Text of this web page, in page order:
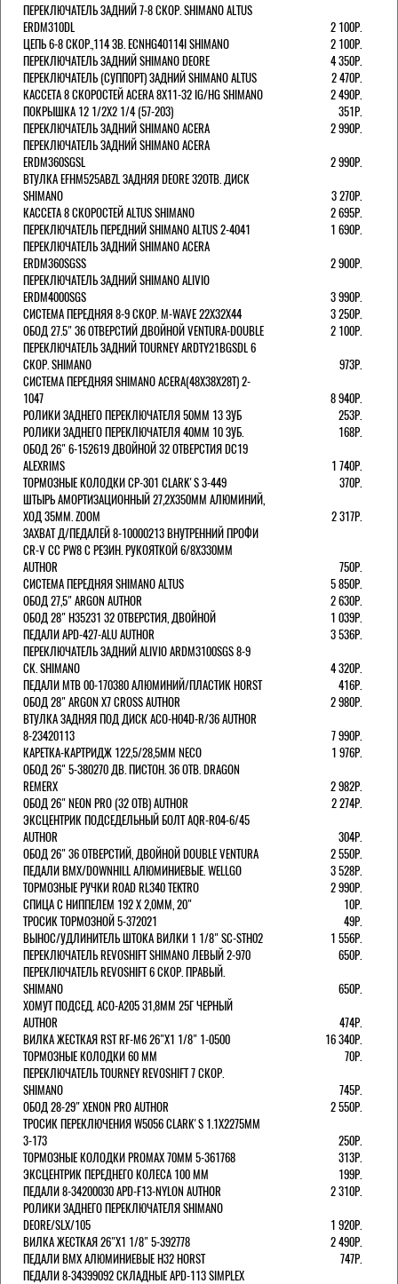
ПЕРЕКЛЮЧАТЕЛЬ ЗАДНИЙ 7-8 СКОР. SHIMANO ALTUS
ERDM310DL
2 100Р.
ЦЕПЬ 6-8 СКОР.,114 ЗВ. ECNHG40114I SHIMANO
2 100Р.
ПЕРЕКЛЮЧАТЕЛЬ ЗАДНИЙ SHIMANO DEORE
4 350Р.
ПЕРЕКЛЮЧАТЕЛЬ (СУППОРТ) ЗАДНИЙ SHIMANO ALTUS
2 470Р.
КАССЕТА 8 СКОРОСТЕЙ ACERA 8Х11-32 IG/HG SHIMANO
2 490Р.
ПОКРЫШКА 12 1/2X2 1/4 (57-203)
351Р.
ПЕРЕКЛЮЧАТЕЛЬ ЗАДНИЙ SHIMANO ACERA
2 990Р.
ПЕРЕКЛЮЧАТЕЛЬ ЗАДНИЙ SHIMANO ACERA
ERDM360SGSL
2 990Р.
ВТУЛКА EFHM525ABZL ЗАДНЯЯ DEORE 32ОТВ. ДИСК
SHIMANO
3 270Р.
КАССЕТА 8 СКОРОСТЕЙ ALTUS SHIMANO
2 695Р.
ПЕРЕКЛЮЧАТЕЛЬ ПЕРЕДНИЙ SHIMANO ALTUS 2-4041
1 690Р.
ПЕРЕКЛЮЧАТЕЛЬ ЗАДНИЙ SHIMANO ACERA
ERDM360SGSS
2 900Р.
ПЕРЕКЛЮЧАТЕЛЬ ЗАДНИЙ SHIMANO ALIVIO
ERDM4000SGS
3 990Р.
СИСТЕМА ПЕРЕДНЯЯ 8-9 СКОР. M-WAVE 22Х32Х44
3 250Р.
ОБОД 27.5" 36 ОТВЕРСТИЙ ДВОЙНОЙ VENTURA-DOUBLE
2 100Р.
ПЕРЕКЛЮЧАТЕЛЬ ЗАДНИЙ TOURNEY ARDTY21BGSDL 6
СКОР. SHIMANO
973Р.
СИСТЕМА ПЕРЕДНЯЯ SHIMANO ACERA(48Х38Х28Т) 2-
1047
8 940Р.
РОЛИКИ ЗАДНЕГО ПЕРЕКЛЮЧАТЕЛЯ 50ММ 13 ЗУБ
253Р.
РОЛИКИ ЗАДНЕГО ПЕРЕКЛЮЧАТЕЛЯ 40ММ 10 ЗУБ.
168Р.
ОБОД 26" 6-152619 ДВОЙНОЙ 32 ОТВЕРСТИЯ DC19
ALEXRIMS
1 740Р.
ТОРМОЗНЫЕ КОЛОДКИ CP-301 CLARK'S 3-449
370Р.
ШТЫРЬ АМОРТИЗАЦИОННЫЙ 27,2Х350ММ АЛЮМИНИЙ,
ХОД 35ММ. ZOOM
2 317Р.
ЗАХВАТ Д/ПЕДАЛЕЙ 8-10000213 ВНУТРЕННИЙ ПРОФИ
CR-V CC PW8 С РЕЗИН. РУКОЯТКОЙ 6/8X330ММ
AUTHOR
750Р.
СИСТЕМА ПЕРЕДНЯЯ SHIMANO ALTUS
5 850Р.
ОБОД 27,5" ARGON AUTHOR
2 630Р.
ОБОД 28" H35231 32 ОТВЕРСТИЯ, ДВОЙНОЙ
1 039Р.
ПЕДАЛИ APD-427-ALU AUTHOR
3 536Р.
ПЕРЕКЛЮЧАТЕЛЬ ЗАДНИЙ ALIVIO ARDM3100SGS 8-9
СК. SHIMANO
4 320Р.
ПЕДАЛИ MTB 00-170380 АЛЮМИНИЙ/ПЛАСТИК HORST
416Р.
ОБОД 28" ARGON X7 CROSS AUTHOR
2 980Р.
ВТУЛКА ЗАДНЯЯ ПОД ДИСК ACO-H04D-R/36 AUTHOR
8-23420113
7 990Р.
КАРЕТКА-КАРТРИДЖ 122,5/28,5ММ NECO
1 976Р.
ОБОД 26" 5-380270 ДВ. ПИСТОН. 36 ОТВ. DRAGON
REMERX
2 982Р.
ОБОД 26" NEON PRO (32 ОТВ) AUTHOR
2 274Р.
ЭКСЦЕНТРИК ПОДСЕДЕЛЬНЫЙ БОЛТ AQR-R04-6/45
AUTHOR
304Р.
ОБОД 26" 36 ОТВЕРСТИЙ, ДВОЙНОЙ DOUBLE VENTURA
2 550Р.
ПЕДАЛИ BMX/DOWNHILL АЛЮМИНИЕВЫЕ. WELLGO
3 528Р.
ТОРМОЗНЫЕ РУЧКИ ROAD RL340 TEKTRO
2 990Р.
СПИЦА С НИППЕЛЕМ 192 Х 2,0ММ, 20"
10Р.
ТРОСИК ТОРМОЗНОЙ 5-372021
49Р.
ВЫНОС/УДЛИНИТЕЛЬ ШТОКА ВИЛКИ 1 1/8" SC-STH02
1 556Р.
ПЕРЕКЛЮЧАТЕЛЬ REVOSHIFT SHIMANO ЛЕВЫЙ 2-970
650Р.
ПЕРЕКЛЮЧАТЕЛЬ REVOSHIFT 6 СКОР. ПРАВЫЙ.
SHIMANO
650Р.
ХОМУТ ПОДСЕД. ACO-A205 31,8ММ 25Г ЧЕРНЫЙ
AUTHOR
474Р.
ВИЛКА ЖЕСТКАЯ RST RF-M6 26"Х1 1/8" 1-0500
16 340Р.
ТОРМОЗНЫЕ КОЛОДКИ 60 ММ
70Р.
ПЕРЕКЛЮЧАТЕЛЬ TOURNEY REVOSHIFT 7 СКОР.
SHIMANO
745Р.
ОБОД 28-29" XENON PRO AUTHOR
2 550Р.
ТРОСИК ПЕРЕКЛЮЧЕНИЯ W5056 CLARK'S 1.1Х2275ММ
3-173
250Р.
ТОРМОЗНЫЕ КОЛОДКИ PROMAX 70ММ 5-361768
313Р.
ЭКСЦЕНТРИК ПЕРЕДНЕГО КОЛЕСА 100 ММ
199Р.
ПЕДАЛИ 8-34200030 APD-F13-NYLON AUTHOR
2 310Р.
РОЛИКИ ЗАДНЕГО ПЕРЕКЛЮЧАТЕЛЯ SHIMANO
DEORE/SLX/105
1 920Р.
ВИЛКА ЖЕСТКАЯ 26"Х1 1/8" 5-392778
2 490Р.
ПЕДАЛИ BMX АЛЮМИНИЕВЫЕ H32 HORST
747Р.
ПЕДАЛИ 8-34399092 СКЛАДНЫЕ APD-113 SIMPLEX